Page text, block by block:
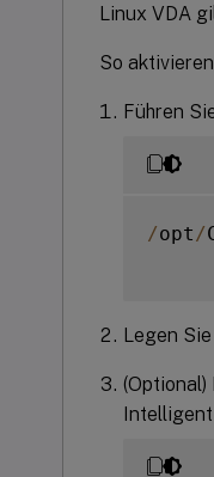
Linux VDA
So
Führen
/opt/
Legen
(Optional)